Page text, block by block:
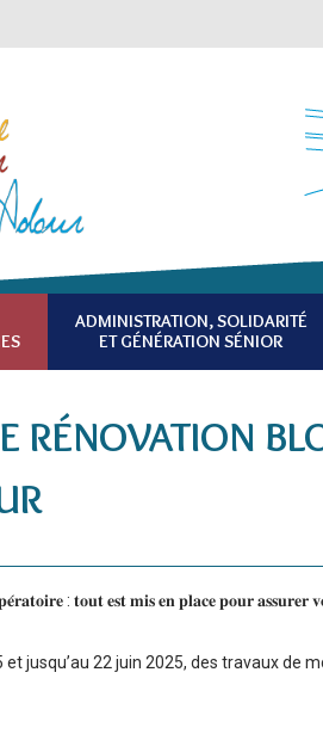
ADMINISTRATION, SOLIDARITÉ
ET GÉNÉRATION SÉNIOR
RÉNOVATION
: 𝐭𝐨𝐮𝐭 𝐞𝐬𝐭 𝐦𝐢𝐬 𝐞𝐧 𝐩𝐥𝐚𝐜𝐞 𝐩𝐨𝐮𝐫 𝐚𝐬𝐬𝐮𝐫𝐞𝐫
jusqu’au 22 juin 2025, des travaux de